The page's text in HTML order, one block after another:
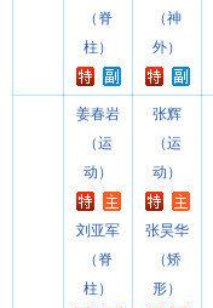
（脊
柱）
（神
外）
姜春岩
（运
动）
刘亚军
（脊
柱）
张辉
（运
动）
张昊华
（矫
形）